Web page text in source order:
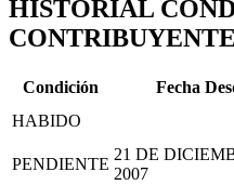
HISTORIAL
CONTRIBUYENTE
Condición Fecha
HABIDO
PENDIENTE
21 DE
2007